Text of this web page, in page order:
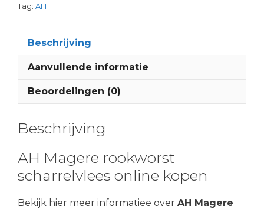
Tag: AH
Beschrijving
Aanvullende informatie
Beoordelingen (0)
Beschrijving
AH Magere rookworst
scharrelvlees online kopen
Bekijk hier meer informatiee over AH Magere